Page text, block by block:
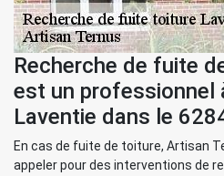
Recherche de fuite
est un professionnel
Laventie dans le
En cas de fuite de toiture, Artisan
appeler pour des interventions de